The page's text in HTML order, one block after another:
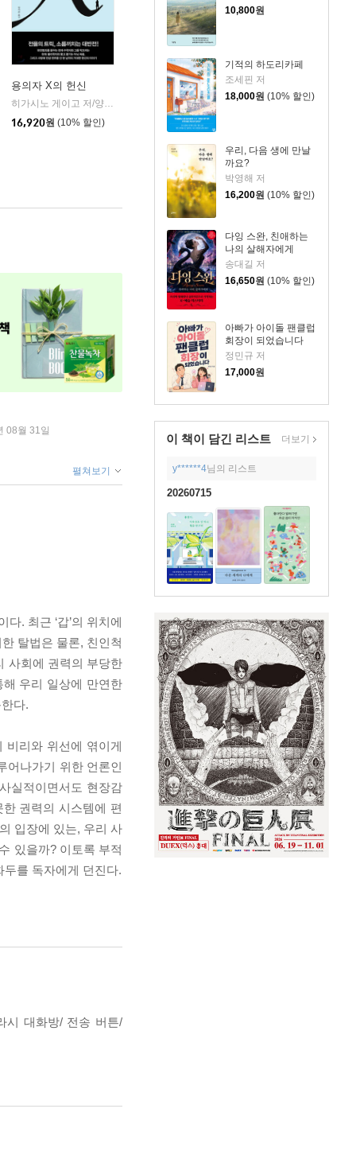
10,800원
기적의 하도리카페
조세핀 저
18,000원 (10% 할인)
우리, 다음 생에 만날
까요?
박영해 저
16,200원 (10% 할인)
다잉 스완, 친애하는
나의 살해자에게
송대길 저
16,650원 (10% 할인)
아빠가 아이돌 팬클럽
회장이 되었습니다
정민규 저
17,000원
이 책이 담긴 리스트 더보기
y******4님의 리스트
20260715
마음이음
용의자 X의 헌신
히가시노 게이고 저/양억관 역
16,920원 (10% 할인)
08월 31일
펼쳐보기
. 최근 ‘갑’의 위치에
탈법은 물론, 친인척
사회에 권력의 부당한
우리 일상에 만연한
다.
비리와 위선에 엮이게
어나가기 위한 언론인
실적이면서도 현장감
권력의 시스템에 편
입장에 있는, 우리 사
있을까? 이토록 부적
를 독자에게 던진다.
시 대화방/ 전송 버튼/